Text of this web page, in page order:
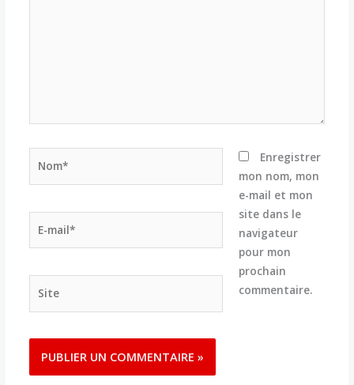
mail*
Enregistrer
mon nom, mon
e-mail et mon
site dans le
navigateur
pour mon
prochain
commentaire.